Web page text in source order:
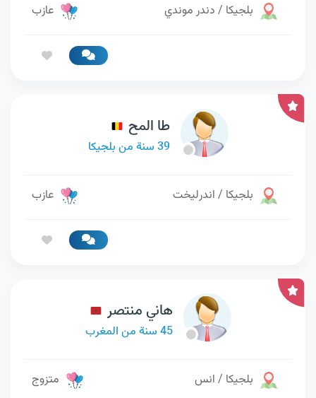
بلجيكا / دندر موندي عازب
طا المح
39 سنة من بلجيكا
بلجيكا / اندرليخت عازب
هاني منتصر
45 سنة من المغرب
بلجيكا / انس متزوج